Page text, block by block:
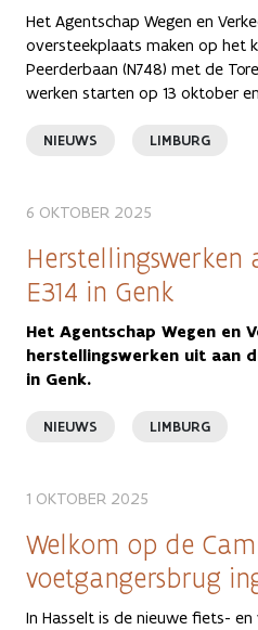
Het Agentschap Wegen en
oversteekplaats maken op het
Peerderbaan (N748) met de
werken starten op 13 oktober
NIEUWS LIMBURG
6 OKTOBER 2025
Herstellingswerken
E314 in Genk
Het Agentschap Wegen en
herstellingswerken uit aan
in Genk.
NIEUWS LIMBURG
1 OKTOBER 2025
Welkom op de
voetgangersbrug
In Hasselt is de nieuwe fiets-